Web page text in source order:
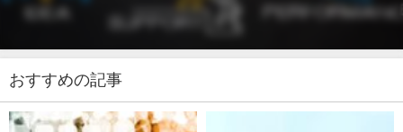
おすすめの記事